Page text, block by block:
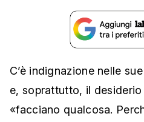
C’è indignazione nelle
e, soprattutto, il
«facciano qualcosa.